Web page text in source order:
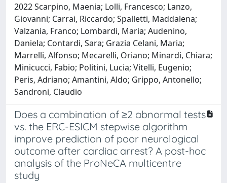
2022 Scarpino, Maenia; Lolli, Francesco; Lanzo,
Giovanni; Carrai, Riccardo; Spalletti, Maddalena;
Valzania, Franco; Lombardi, Maria; Audenino,
Daniela; Contardi, Sara; Grazia Celani, Maria;
Marrelli, Alfonso; Mecarelli, Oriano; Minardi, Chiara;
Minicucci, Fabio; Politini, Lucia; Vitelli, Eugenio;
Peris, Adriano; Amantini, Aldo; Grippo, Antonello;
Sandroni, Claudio
Does a combination of ≥2 abnormal tests
vs. the ERC-ESICM stepwise algorithm
improve prediction of poor neurological
outcome after cardiac arrest? A post-hoc
analysis of the ProNeCA multicentre
study